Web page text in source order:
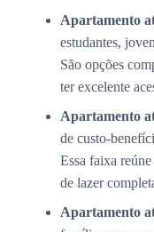
Apartamento
estudantes,
São opções
ter excelente
Apartamento
de custo-
Essa faixa
de lazer
Apartamento